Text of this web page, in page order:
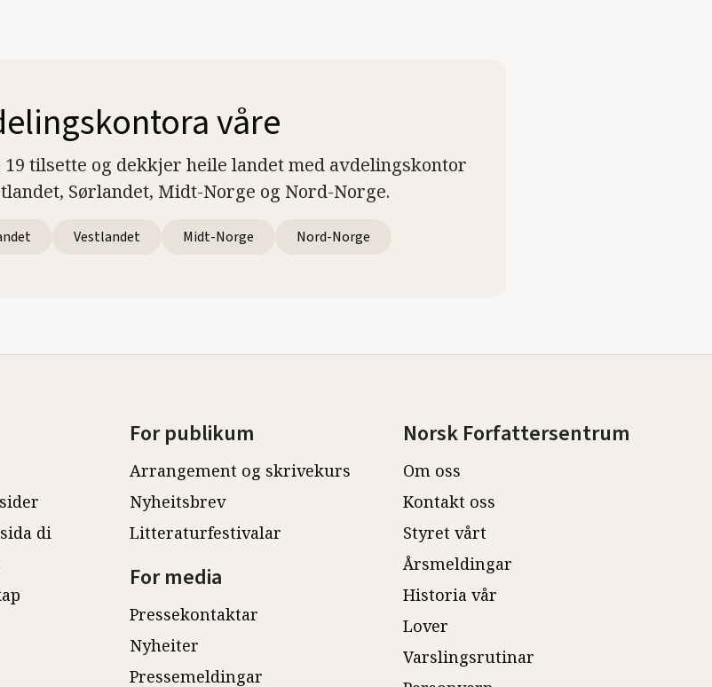
våre
tilsette og dekkjer heile landet med avdelingskontor
Sørlandet, Midt-Norge og Nord-Norge.
Vestlandet Midt-Norge Nord-Norge
di
For publikum
Arrangement og skrivekurs
Nyheitsbrev
Litteraturfestivalar
For media
Pressekontaktar
Nyheiter
Pressemeldingar
Norsk Forfattersentrum
Om oss
Kontakt oss
Styret vårt
Årsmeldingar
Historia vår
Lover
Varslingsrutinar